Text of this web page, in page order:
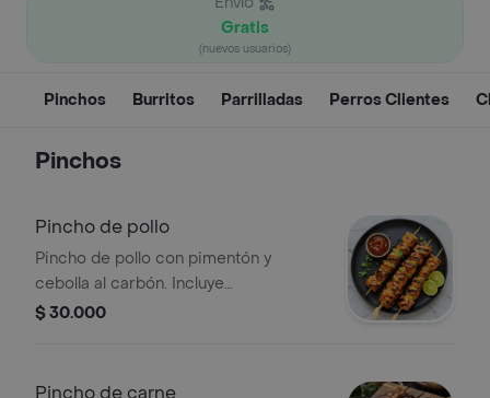
Gratis
(nuevos usuarios)
Pinchos Burritos Parrilladas Perros Clientes
Pinchos
Pincho de pollo
Pincho de pollo con pimentón y
cebolla al carbón. Incluye
acompañamiento a elegir, ensalada y
$ 30.000
Pincho de carne